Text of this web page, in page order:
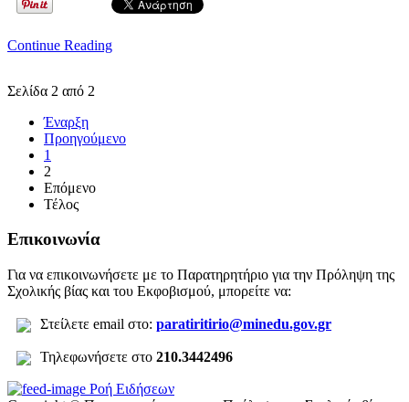
Continue Reading
Σελίδα 2 από 2
Έναρξη
Προηγούμενο
1
2
Επόμενο
Τέλος
Επικοινωνία
Για να επικοινωνήσετε με το Παρατηρητήριο για την Πρόληψη της
Σχολικής βίας και του Εκφοβισμού, μπορείτε να:
Στείλετε email στο: paratiritirio@minedu.gov.gr
Τηλεφωνήσετε στο 210.3442496
Ροή Ειδήσεων